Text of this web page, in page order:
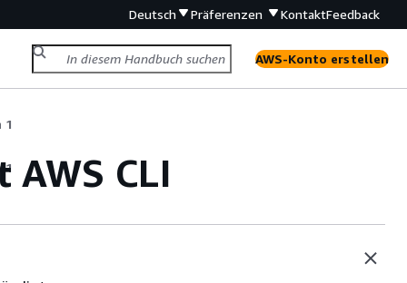
Deutsch Präferenzen KontaktFeedback
AWS-Konto erstellen
1
1 CLI